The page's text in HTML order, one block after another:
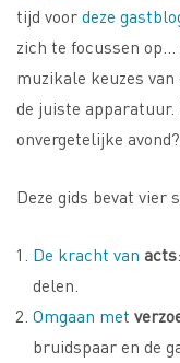
tijd voordeze
zich te focussen
muzikale keuzes
de juiste apparatuur.
onvergetelijke avond?
Deze gids bevat vier
De kracht van acts
delen.
Omgaan met
bruidspaar en de